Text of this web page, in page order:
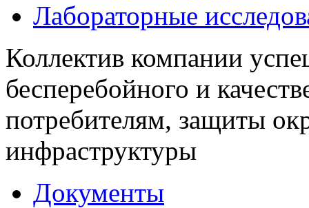
Лабораторные
Коллектив компании
бесперебойного и
потребителям, защиты
инфраструктуры
Документы